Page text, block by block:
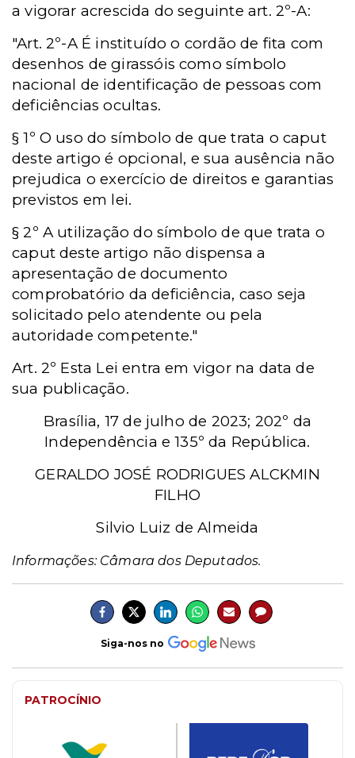
a vigorar acrescida do seguinte art. 2º-A:
"Art. 2º-A É instituído o cordão de fita com
desenhos de girassóis como símbolo
nacional de identificação de pessoas com
deficiências ocultas.
§ 1º O uso do símbolo de que trata o caput
deste artigo é opcional, e sua ausência não
prejudica o exercício de direitos e garantias
previstos em lei.
§ 2º A utilização do símbolo de que trata o
caput deste artigo não dispensa a
apresentação de documento
comprobatório da deficiência, caso seja
solicitado pelo atendente ou pela
autoridade competente."
Art. 2º Esta Lei entra em vigor na data de
sua publicação.
Brasília, 17 de julho de 2023; 202º da
Independência e 135º da República.
GERALDO JOSÉ RODRIGUES ALCKMIN
FILHO
Silvio Luiz de Almeida
Informações: Câmara dos Deputados.
Siga-nos no
PATROCÍNIO